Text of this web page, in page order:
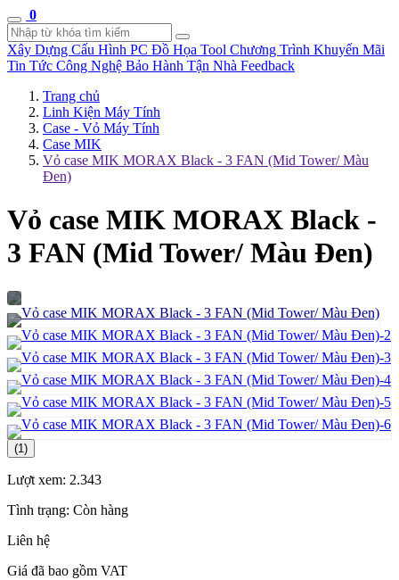
0
Xây Dựng Cấu Hình PC Đồ Họa Tool Chương Trình Khuyến Mãi
Tin Tức Công Nghệ Bảo Hành Tận Nhà Feedback
Trang chủ
Linh Kiện Máy Tính
Case - Vỏ Máy Tính
Case MIK
Vỏ case MIK MORAX Black - 3 FAN (Mid Tower/ Màu
Đen)
Vỏ case MIK MORAX Black -
3 FAN (Mid Tower/ Màu Đen)
(1)
Lượt xem: 2.343
Tình trạng: Còn hàng
Liên hệ
Giá đã bao gồm VAT